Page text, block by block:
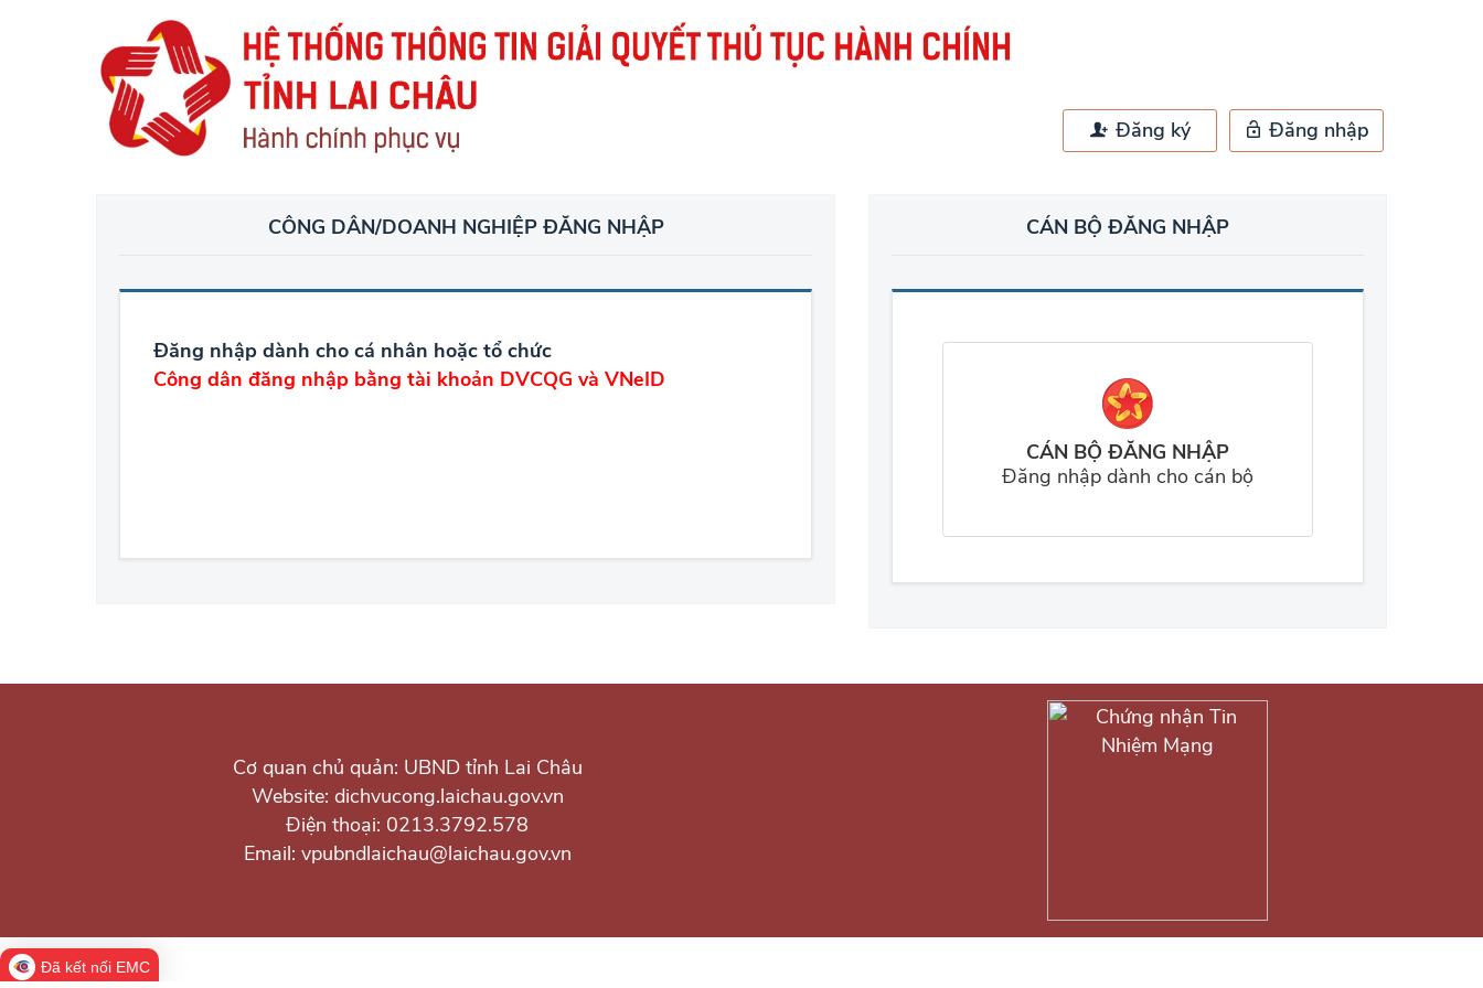
Đăng ký Đăng nhập
CÔNG DÂN/DOANH NGHIỆP ĐĂNG NHẬP
Đăng nhập dành cho cá nhân hoặc tổ chức
Công dân đăng nhập bằng tài khoản DVCQG và VNeID
CÁN BỘ ĐĂNG NHẬP
CÁN BỘ ĐĂNG NHẬP
Đăng nhập dành cho cán bộ
Cơ quan chủ quản: UBND tỉnh Lai Châu
Website: dichvucong.laichau.gov.vn
Điện thoại: 0213.3792.578
Email: vpubndlaichau@laichau.gov.vn
Đã kết nối EMC